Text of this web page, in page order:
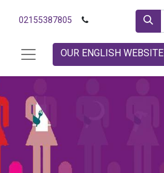
02155387805
OUR ENGLISH WEBSITE